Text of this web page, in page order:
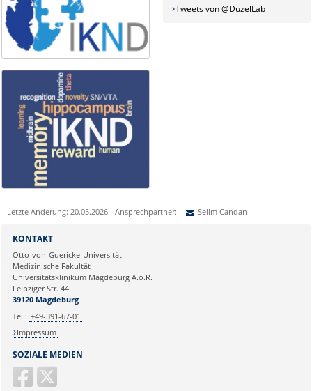
Tweets von @DuzelLab
Letzte Änderung: 20.05.2026 - Ansprechpartner: Selim Candan
Sie können eine Nachricht versenden an:
Ihre E-Mailadresse:
Ihr Anliegen:
SOZIALE MEDIEN
KONTAKT
Otto-von-Guericke-Universität
Medizinische Fakultät
Universitätsklinikum Magdeburg A.ö.R.
Leipziger Str. 44
39120 Magdeburg
Tel.: +49-391-67-01
Impressum